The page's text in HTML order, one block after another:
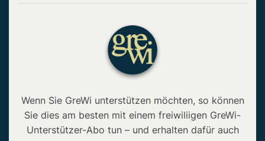
Wenn Sie GreWi unterstützen möchten, so können
Sie dies am besten mit einem freiwiliigen GreWi-
Unterstützer-Abo tun – und erhalten dafür auch